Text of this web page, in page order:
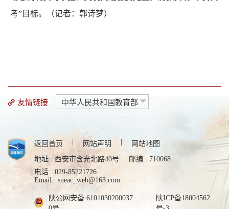
考”目标。（记者：郭诗梦）
友情链接 中华人民共和国教育部
返回首页 网站声明
网站地图
地址 : 西安市含光北路40号
邮编 : 710068
电话 : 029-85221726
Email : sneac_web@163.com
陕公网安备 6101030200037
陕ICP备18004562